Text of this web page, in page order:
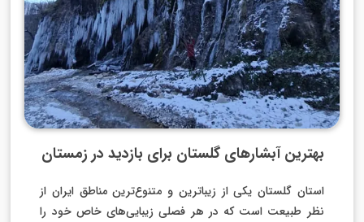
بهترین آبشارهای گلستان برای بازدید در زمستان
استان گلستان یکی از زیباترین و متنوع‌ترین مناطق ایران از
نظر طبیعت است که در هر فصلی زیبایی‌های خاص خود را